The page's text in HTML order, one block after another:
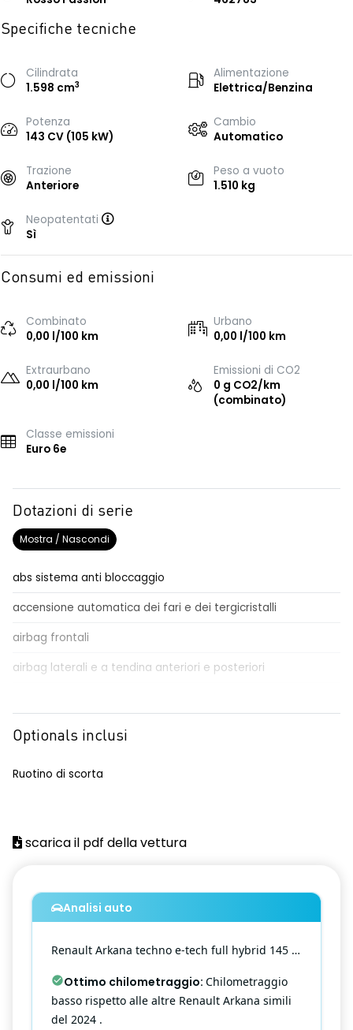
Specifiche tecniche
Cilindrata
1.598 cm3
Alimentazione
Elettrica/Benzina
Potenza
143 CV (105 kW)
Cambio
Automatico
Trazione
Anteriore
Peso a vuoto
1.510 kg
Neopatentati
Sì
Consumi ed emissioni
Combinato
0,00 l/100 km
Urbano
0,00 l/100 km
Extraurbano
0,00 l/100 km
Emissioni di CO2
0 g CO2/km
(combinato)
Classe emissioni
Euro 6e
Dotazioni di serie
Mostra / Nascondi
abs sistema anti bloccaggio
accensione automatica dei fari e dei tergicristalli
airbag frontali
airbag laterali e a tendina anteriori e posteriori
alzacristalli posteriori elettrici impulsionali
cerchi in lega da 18''
cinture di sicurezza ancorate a 3 punti
design cerchi in lega da 18'' diamantati Silverstone
Optionals inclusi
Ruotino di scorta
scarica il pdf della vettura
Analisi auto
Renault Arkana techno e-tech full hybrid 145 nbi
Ottimo chilometraggio: Chilometraggio
basso rispetto alle altre Renault Arkana simili
del 2024 .